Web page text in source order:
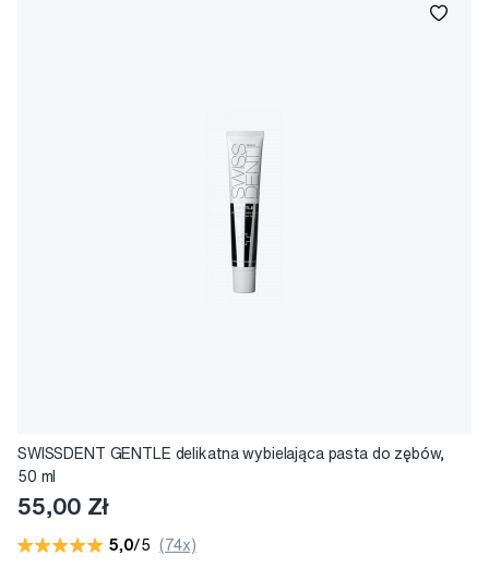
SWISSDENT GENTLE delikatna wybielająca pasta do zębów,
50 ml
55,00 Zł
5,0/5 (74x)